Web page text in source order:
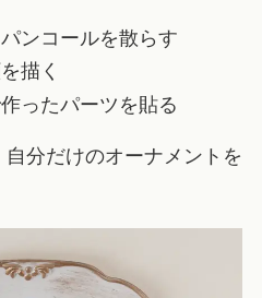
ンコールを散らす
描く
ったパーツを貼る
分だけのオーナメントを